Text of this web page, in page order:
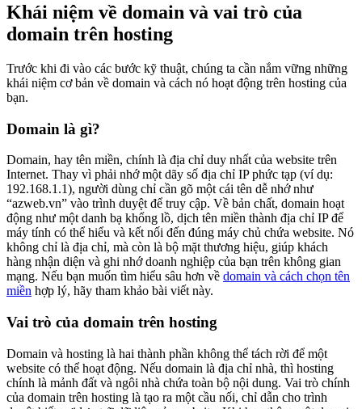
Khái niệm về domain và vai trò của
domain trên hosting
Trước khi đi vào các bước kỹ thuật, chúng ta cần nắm vững những
khái niệm cơ bản về domain và cách nó hoạt động trên hosting của
bạn.
Domain là gì?
Domain, hay tên miền, chính là địa chỉ duy nhất của website trên
Internet. Thay vì phải nhớ một dãy số địa chỉ IP phức tạp (ví dụ:
192.168.1.1), người dùng chỉ cần gõ một cái tên dễ nhớ như
“azweb.vn” vào trình duyệt để truy cập. Về bản chất, domain hoạt
động như một danh bạ khổng lồ, dịch tên miền thành địa chỉ IP để
máy tính có thể hiểu và kết nối đến đúng máy chủ chứa website. Nó
không chỉ là địa chỉ, mà còn là bộ mặt thương hiệu, giúp khách
hàng nhận diện và ghi nhớ doanh nghiệp của bạn trên không gian
mạng. Nếu bạn muốn tìm hiểu sâu hơn về domain và cách chọn tên
miền hợp lý, hãy tham khảo bài viết này.
Vai trò của domain trên hosting
Domain và hosting là hai thành phần không thể tách rời để một
website có thể hoạt động. Nếu domain là địa chỉ nhà, thì hosting
chính là mảnh đất và ngôi nhà chứa toàn bộ nội dung. Vai trò chính
của domain trên hosting là tạo ra một cầu nối, chỉ dẫn cho trình